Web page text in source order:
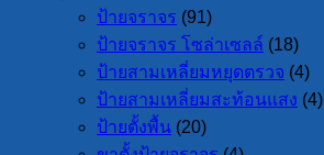
ป้ายจราจร (91)
ป้ายจราจร โซล่าเซลล์ (18)
ป้ายสามเหลี่ยมหยุดตรวจ (4)
ป้ายสามเหลี่ยมสะท้อนแสง (4)
ป้ายตั้งพื้น (20)